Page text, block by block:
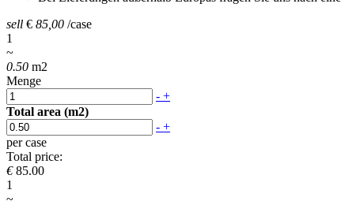
sell € 85,00 /case
1
~
0.50 m2
Menge
- +
Total area (m2)
- +
per case
Total price:
€ 85.00
1